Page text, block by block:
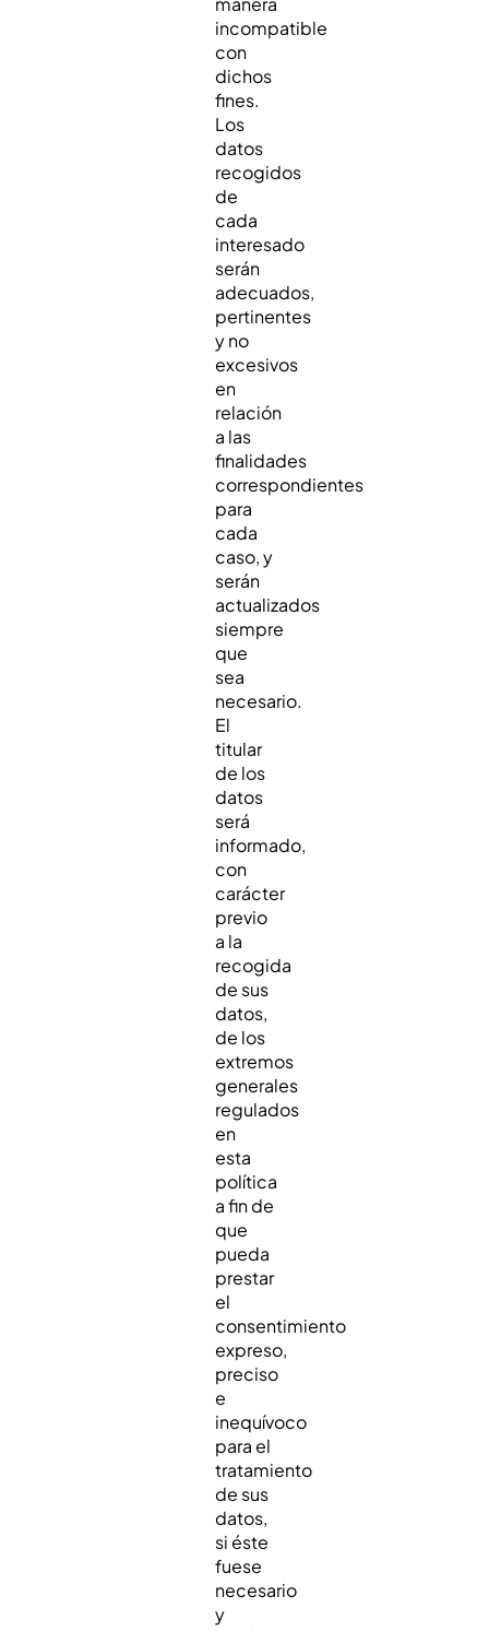
incompatible
con
dichos
fines.
Los
datos
recogidos
de
cada
interesado
serán
adecuados,
pertinentes
y no
excesivos
en
relación
a las
finalidades
correspondientes
para
cada
caso, y
serán
actualizados
siempre
que
sea
necesario.
El
titular
de los
datos
será
informado,
con
carácter
previo
a la
recogida
de sus
datos,
de los
extremos
generales
regulados
en
esta
política
a fin de
que
pueda
prestar
el
consentimiento
expreso,
preciso
e
inequívoco
para el
tratamiento
de sus
datos,
si éste
fuese
necesario
y